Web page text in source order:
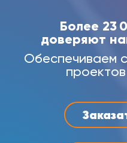
Более 23
доверяют
Обеспечиваем